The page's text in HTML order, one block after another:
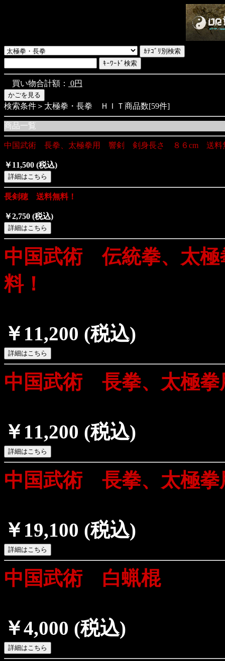
買い物合計額： 0円
検索条件＞太極拳・長拳 ＨＩＴ商品数[59件]
商品一覧
中国武術 長拳、太極拳用 響剣 剣身長さ ８６cm 送料
￥11,500 (税込)
長剣穂 送料無料！
￥2,750 (税込)
中国武術 伝統拳、太
料！
￥11,200 (税込)
中国武術 長拳、太極
￥11,200 (税込)
中国武術 長拳、太極
￥19,100 (税込)
中国武術 白蝋棍
￥4,000 (税込)